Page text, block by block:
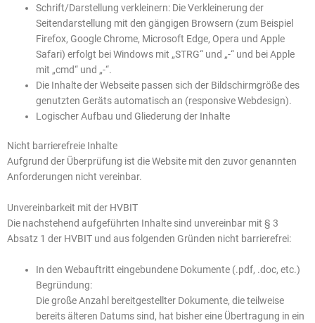
Schrift/Darstellung verkleinern: Die Verkleinerung der
Seitendarstellung mit den gängigen Browsern (zum Beispiel
Firefox, Google Chrome, Microsoft Edge, Opera und Apple
Safari) erfolgt bei Windows mit „STRG“ und „-“ und bei Apple
mit „cmd“ und „-“.
Die Inhalte der Webseite passen sich der Bildschirmgröße des
genutzten Geräts automatisch an (responsive Webdesign).
Logischer Aufbau und Gliederung der Inhalte
Nicht barrierefreie Inhalte
Aufgrund der Überprüfung ist die Website mit den zuvor genannten
Anforderungen nicht vereinbar.
Unvereinbarkeit mit der HVBIT
Die nachstehend aufgeführten Inhalte sind unvereinbar mit § 3
Absatz 1 der HVBIT und aus folgenden Gründen nicht barrierefrei:
In den Webauftritt eingebundene Dokumente (.pdf, .doc, etc.)
Begründung:
Die große Anzahl bereitgestellter Dokumente, die teilweise
bereits älteren Datums sind, hat bisher eine Übertragung in ein